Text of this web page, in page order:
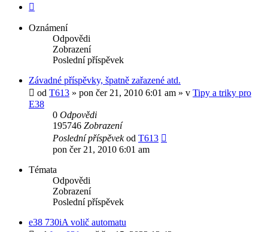
Oznámení
Odpovědi
Zobrazení
Poslední příspěvek
Závadné příspěvky, špatně zařazené atd.
od T613 » pon čer 21, 2010 6:01 am » v Tipy a triky pro
E38
0 Odpovědi
195746 Zobrazení
Poslední příspěvekod T613
pon čer 21, 2010 6:01 am
Témata
Odpovědi
Zobrazení
Poslední příspěvek
e38 730iA volič automatu